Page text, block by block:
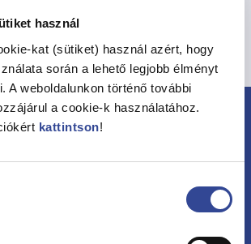
használ
kat (sütiket) használ azért, hogy
során a lehető legjobb élményt
A weboldalunkon történő további
a cookie-k használatához.
kattintson!
a hirdetményekhez